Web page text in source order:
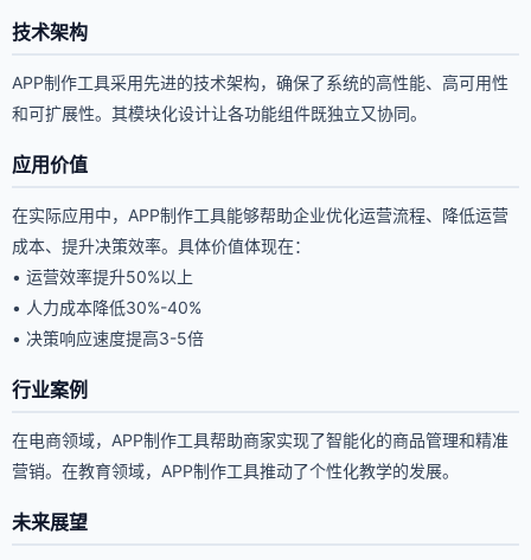
技术架构
APP制作工具采用先进的技术架构，确保了系统的高性能、高可用性
和可扩展性。其模块化设计让各功能组件既独立又协同。
应用价值
在实际应用中，APP制作工具能够帮助企业优化运营流程、降低运营
成本、提升决策效率。具体价值体现在：
• 运营效率提升50%以上
• 人力成本降低30%-40%
• 决策响应速度提高3-5倍
行业案例
在电商领域，APP制作工具帮助商家实现了智能化的商品管理和精准
营销。在教育领域，APP制作工具推动了个性化教学的发展。
未来展望